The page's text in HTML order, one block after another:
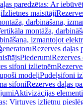
paredzētas: Ar
Izlietnes maisītāji
darbināšana,
montāža,
izmantojot
Rezerves daļas
PiederumiRezerves
sifoni izlietnēm
modeļiPudeļsifoni
sifoniRezerves daļas
Aktivizācijas elementi
Virtuves izlietņu